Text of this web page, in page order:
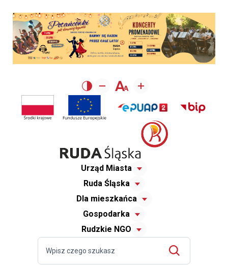
Urząd Miasta
Ruda Śląska
Dla mieszkańca
Gospodarka
Rudzkie NGO